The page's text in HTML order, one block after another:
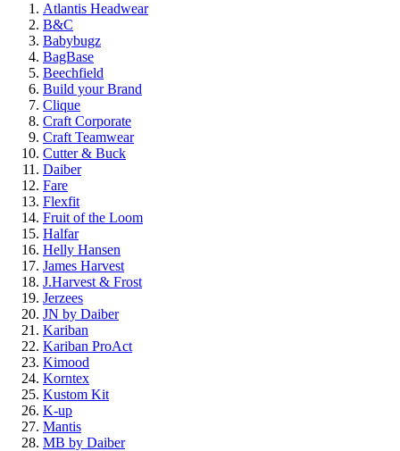
Atlantis Headwear
B&C
Babybugz
BagBase
Beechfield
Build your Brand
Clique
Craft Corporate
Craft Teamwear
Cutter & Buck
Daiber
Fare
Flexfit
Fruit of the Loom
Halfar
Helly Hansen
James Harvest
J.Harvest & Frost
Jerzees
JN by Daiber
Kariban
Kariban ProAct
Kimood
Korntex
Kustom Kit
K-up
Mantis
MB by Daiber